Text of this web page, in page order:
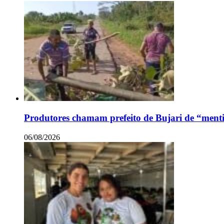
Produtores chamam prefeito de Bujari de
06/08/2026